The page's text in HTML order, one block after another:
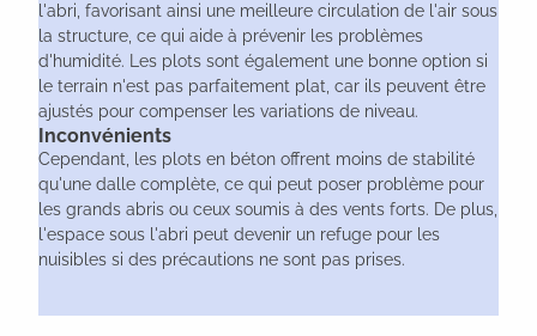
l'abri, favorisant ainsi une meilleure circulation de l'air sous
la structure, ce qui aide à prévenir les problèmes
d'humidité. Les plots sont également une bonne option si
le terrain n'est pas parfaitement plat, car ils peuvent être
ajustés pour compenser les variations de niveau.
Inconvénients
Cependant, les plots en béton offrent moins de stabilité
qu'une dalle complète, ce qui peut poser problème pour
les grands abris ou ceux soumis à des vents forts. De plus,
l'espace sous l'abri peut devenir un refuge pour les
nuisibles si des précautions ne sont pas prises.